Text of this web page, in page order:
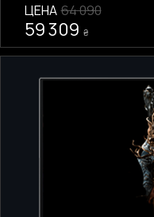
ЦЕНА 64 090
59 309 ₴